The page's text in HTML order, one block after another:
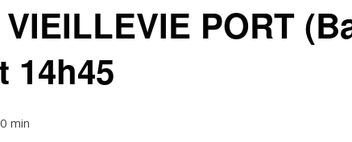
PORT
14h45
min